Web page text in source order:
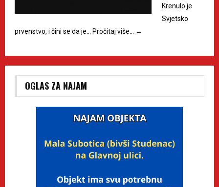
Krenulo je
Svjetsko
prvenstvo, i čini se da je…
Pročitaj više… →
OGLAS ZA NAJAM